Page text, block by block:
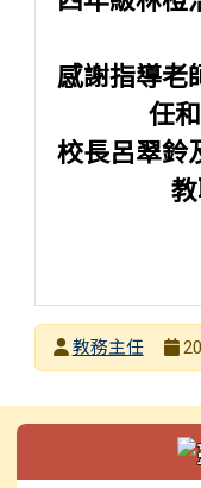
感謝指導老
任
校長呂翠鈴
發布者
教務主任
左邊區域內容